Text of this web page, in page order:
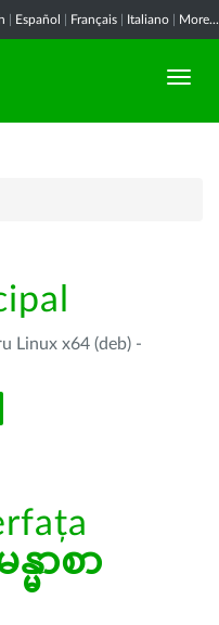
Español Français Italiano More...
Linux x64 (deb) -
န္မာစာ